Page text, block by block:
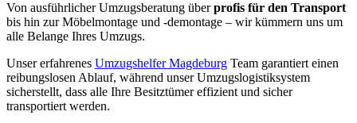
Von ausführlicher Umzugsberatung überprofis für den Transport
bis hin zur Möbelmontage und -demontage – wir kümmern uns um
alle Belange Ihres Umzugs.
Unser erfahrenes Umzugshelfer Magdeburg Team garantiert einen
reibungslosen Ablauf, während unser Umzugslogistiksystem
sicherstellt, dass alle Ihre Besitztümer effizient und sicher
transportiert werden.